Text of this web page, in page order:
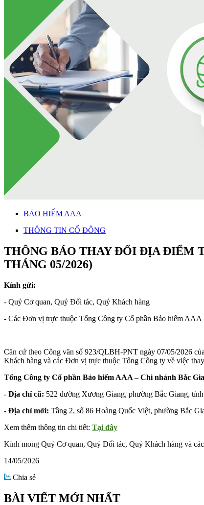
BẢO HIỂM AAA
THÔNG TIN CỔ ĐÔNG
THÔNG BÁO THAY ĐỔI ĐỊA ĐIỂM
THÁNG 05/2026)
Kính gửi:
- Quý Cơ quan, Quý Đối tác, Quý Khách hàng
- Các Đơn vị trực thuộc Tổng Công ty Cổ phần Bảo hiểm AAA
Căn cứ theo Công văn số 923/QLBH-PNT ngày 07/05/2026
Khách hàng và các Đơn vị trực thuộc Tổng Công ty về việc
Tổng Công ty Cổ phần Bảo hiểm AAA – Chi nhánh Bắc
- Địa chỉ cũ: 522 đường Xương Giang, phường Bắc Giang,
- Địa chỉ mới: Tầng 2, số 86 Hoàng Quốc Việt, phường Bắc
Xem thêm thông tin chi tiết: Tại đây
Kính mong Quý Cơ quan, Quý Đối tác, Quý Khách hàng và
14/05/2026
Chia sẻ
BÀI VIẾT MỚI NHẤT